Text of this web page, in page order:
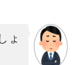
ょ